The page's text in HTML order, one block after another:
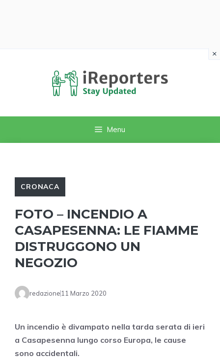
Menu
CRONACA
FOTO – INCENDIO A
CASAPESENNA: LE FIAMME
DISTRUGGONO UN
NEGOZIO
redazione 11 Marzo 2020
Un incendio è divampato nella tarda serata di ieri
a Casapesenna lungo corso Europa, le cause
sono accidentali.
×